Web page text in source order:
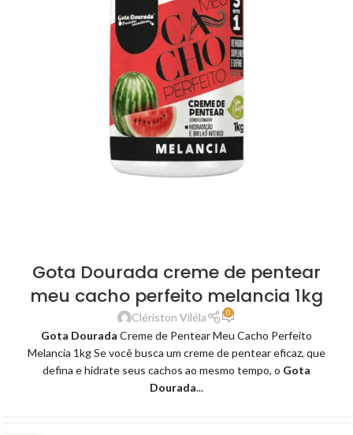
Gota Dourada creme de pentear
meu cacho perfeito melancia 1kg
Clériston Viléla 0
Gota Dourada Creme de Pentear Meu Cacho Perfeito
Melancia 1kg Se você busca um creme de pentear eficaz, que
defina e hidrate seus cachos ao mesmo tempo, o Gota
Dourada...